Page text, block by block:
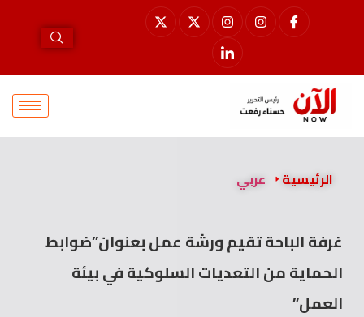
الرئيسية عربي
غرفة الباحة تقيم ورشة عمل بعنوان”ضوابط
الحماية من التعديات السلوكية في بيئة
العمل”